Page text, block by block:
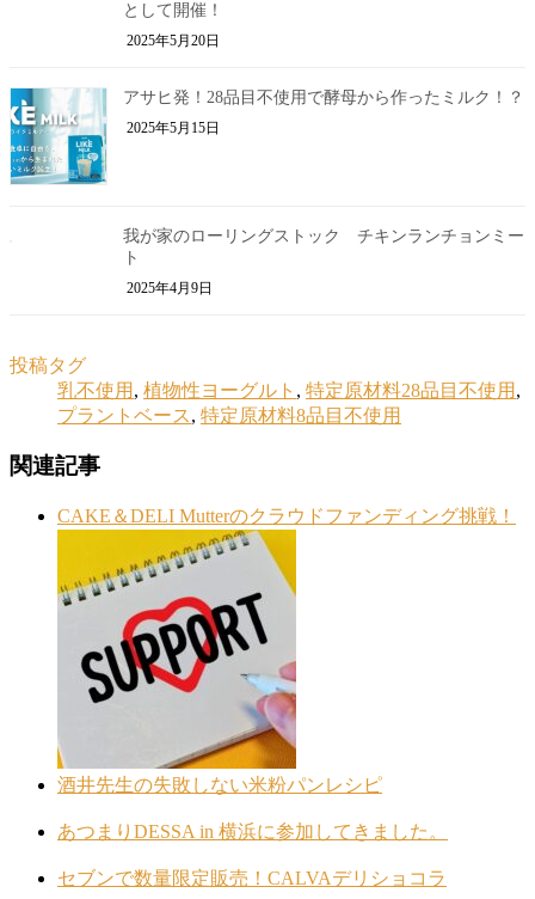
として開催！
2025年5月20日
アサヒ発！28品目不使用で酵母から作ったミルク！？
2025年5月15日
我が家のローリングストック チキンランチョンミー
ト
2025年4月9日
投稿タグ
乳不使用 , 植物性ヨーグルト , 特定原材料28品目不使用 ,
プラントベース, 特定原材料8品目不使用
関連記事
CAKE＆DELI Mutterのクラウドファンディング挑戦！
酒井先生の失敗しない米粉パンレシピ
あつまりDESSA in 横浜に参加してきました。
セブンで数量限定販売！CALVAデリショコラ